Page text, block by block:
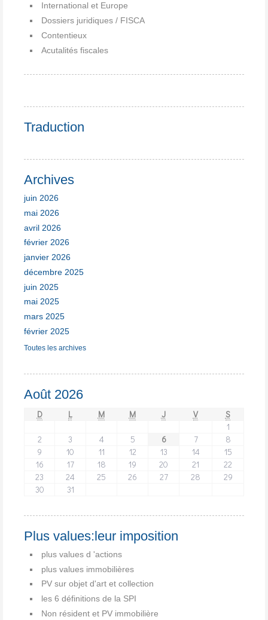
International et Europe
Dossiers juridiques / FISCA
Contentieux
Acutalités fiscales
Traduction
Archives
juin 2026
mai 2026
avril 2026
février 2026
janvier 2026
décembre 2025
juin 2025
mai 2025
mars 2025
février 2025
Toutes les archives
Août 2026
D L M M J V
S
1
2
3 4 5 6 7
8
9
10 11 12 13 14
15
16
17 18 19 20 21
22
23
24 25 26 27 28
29
30
31
Plus values:leur imposition
plus values d 'actions
plus values immobilières
PV sur objet d'art et collection
les 6 définitions de la SPI
Non résident et PV immobilière